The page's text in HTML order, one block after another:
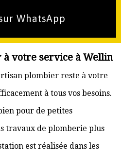
WhatsApp
votre service à Wellin
plombier reste à votre
à tous vos besoins.
pour de petites
travaux de plomberie plus
est réalisée dans les